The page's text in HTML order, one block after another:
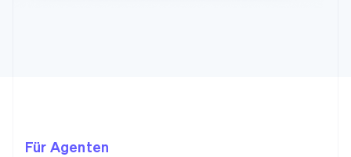
Für Agenten